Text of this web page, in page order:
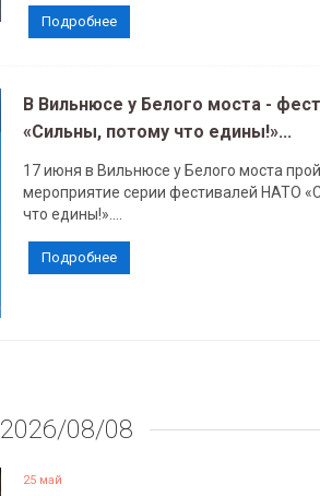
Подробнее
В Вильнюсе у Белого моста -
«Сильны, потому что едины!»...
17 июня в Вильнюсе у Белого моста
мероприятие серии фестивалей НАТО
что едины!»....
Подробнее
2026/08/08
25 май